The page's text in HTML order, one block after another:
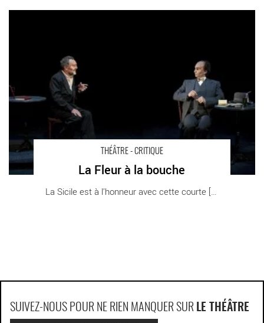
THÉÂTRE - CRITIQUE
La Fleur à la bouche
La Sicile est à l’honneur avec cette courte [...]
SUIVEZ-NOUS POUR NE RIEN MANQUER SUR LE THÉÂTRE